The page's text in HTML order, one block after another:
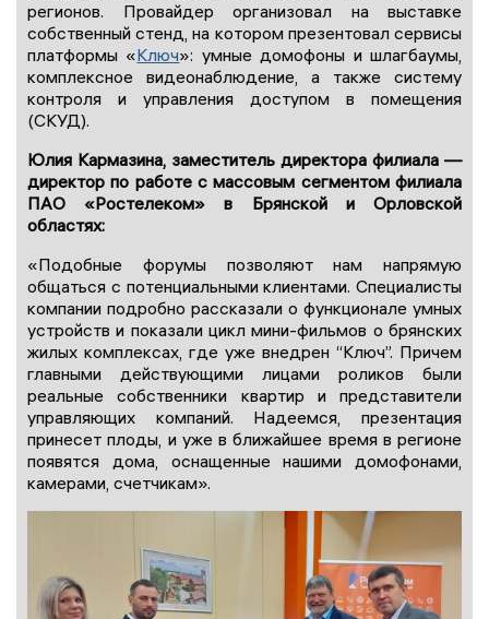
регионов. Провайдер организовал на выставке
собственный стенд, на котором презентовал сервисы
платформы «Ключ»: умные домофоны и шлагбаумы,
комплексное видеонаблюдение, а также систему
контроля и управления доступом в помещения
(СКУД).
Юлия Кармазина, заместитель директора филиала —
директор по работе с массовым сегментом филиала
ПАО «Ростелеком» в Брянской и Орловской
областях:
«Подобные форумы позволяют нам напрямую
общаться с потенциальными клиентами. Специалисты
компании подробно рассказали о функционале умных
устройств и показали цикл мини-фильмов о брянских
жилых комплексах, где уже внедрен “Ключ”. Причем
главными действующими лицами роликов были
реальные собственники квартир и представители
управляющих компаний. Надеемся, презентация
принесет плоды, и уже в ближайшее время в регионе
появятся дома, оснащенные нашими домофонами,
камерами, счетчикам».